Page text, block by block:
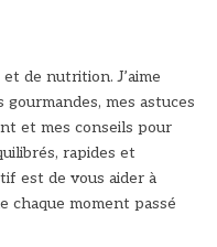
de nutrition. J’aime
mes astuces
et mes conseils pour
rapides et
est de vous aider à
chaque moment passé